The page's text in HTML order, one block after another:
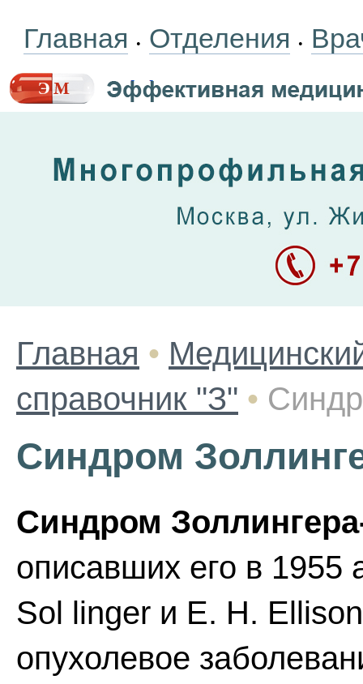
Главная • Отделения •
Главная •
справочник "З" •
Синдром
Синдром
описавших его в 1955
Sol linger и Е. Н.
опухолевое